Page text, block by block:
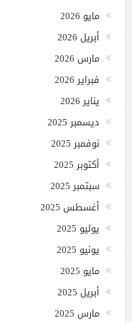
مايو 2026
أبريل 2026
مارس 2026
فبراير 2026
يناير 2026
ديسمبر 2025
نوفمبر 2025
أكتوبر 2025
سبتمبر 2025
أغسطس 2025
يوليو 2025
يونيو 2025
مايو 2025
أبريل 2025
مارس 2025